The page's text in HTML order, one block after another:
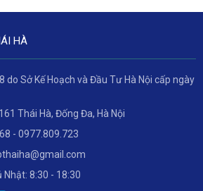
HÀ
do Sở Kế Hoạch và Đầu Tư Hà Nội cấp ngày
Thái Hà, Đống Đa, Hà Nội
- 0977.809.723
Nhật: 8:30 - 18:30